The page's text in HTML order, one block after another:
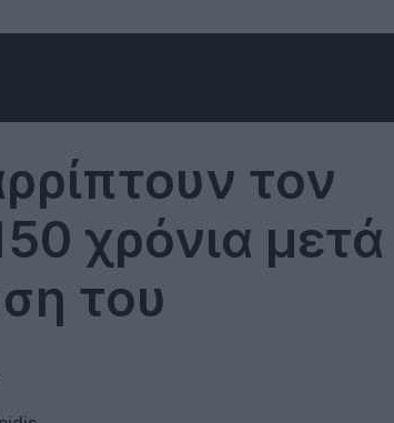
τον
χρόνια μετά
του